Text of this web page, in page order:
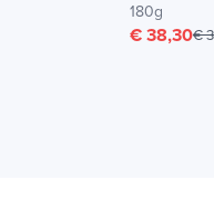
180g
€ 38,30€